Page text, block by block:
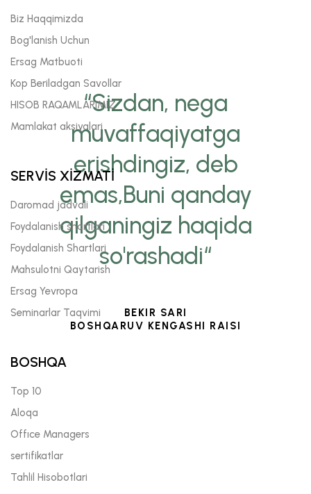
“Sizdan, nega
muvaffaqiyatga
erishdingiz, deb
emas,Buni qanday
qilganingiz haqida
so'rashadi“
BEKIR SARI
BOSHQARUV KENGASHI RAISI
Biz Haqqimizda
Bog'lanish Uchun
Ersag Matbuoti
Kop Beriladgan Savollar
HISOB RAQAMLARIMIZ
Mamlakat aksiyalari
SERVİS XİZMATİ
Daromad jadvali
Foydalanish shartlari
Foydalanish Shartlari
Mahsulotni Qaytarish
Ersag Yevropa
Seminarlar Taqvimi
BOSHQA
Top 10
Aloqa
Offıce Managers
sertifikatlar
Tahlil Hisobotlari